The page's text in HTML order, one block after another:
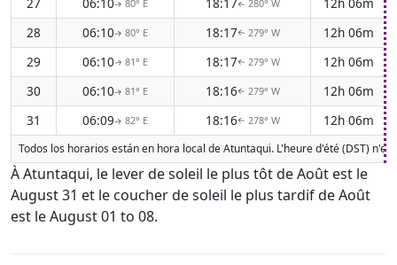
↑ 80° E ↑ 280° W
28
06:10↑ 80° E 18:17↑ 279° W
12h 06m
29
06:10↑ 81° E 18:17↑ 279° W
12h 06m
30
06:10↑ 81° E 18:16↑ 279° W
12h 06m
31
06:09↑ 82° E 18:16↑ 278° W 12h 06m
Todos los horarios están en hora local de Atuntaqui. L'heure d'été (DST)
À Atuntaqui, le lever de soleil le plus tôt de Août est le
August 31 et le coucher de soleil le plus tardif de Août
est le August 01 to 08.